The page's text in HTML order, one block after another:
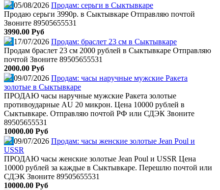
05/08/2026 Продам: серьги в Сыктывкаре
Продаю серьги 3990р. в Сыктывкаре Отправляю почтой
Звоните 89505655531
3990.00 Руб
17/07/2026 Продам: браслет 23 см в Сыктывкаре
Продам браслет 23 см 2000 рублей в Сыктывкаре Отправляю
почтой Звоните 89505655531
2000.00 Руб
09/07/2026 Продам: часы наручные мужские Ракета
золотые в Сыктывкаре
ПРОДАЮ часы наручные мужские Ракета золотые
противоударные AU 20 микрон. Цена 10000 рублей в
Сыктывкаре. Отправляю почтой РФ или СДЭК Звоните
89505655531
10000.00 Руб
09/07/2026 Продам: часы женские золотые Jean Poul и
USSR
ПРОДАЮ часы женские золотые Jean Poul и USSR Цена
10000 рублей за каждые в Сыктывкаре. Перешлю почтой или
СДЭК Звоните 89505655531
10000.00 Руб